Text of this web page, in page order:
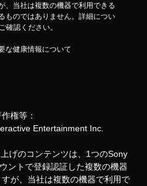
、当社は複数の機器で利用できる
ものではありません。詳細につい
確認ください。
な健康情報について
作権等：
Entertainment Inc.
げのコンテンツは、1つのSony
ントで登録認証した複数の機器
が、当社は複数の機器で利用で